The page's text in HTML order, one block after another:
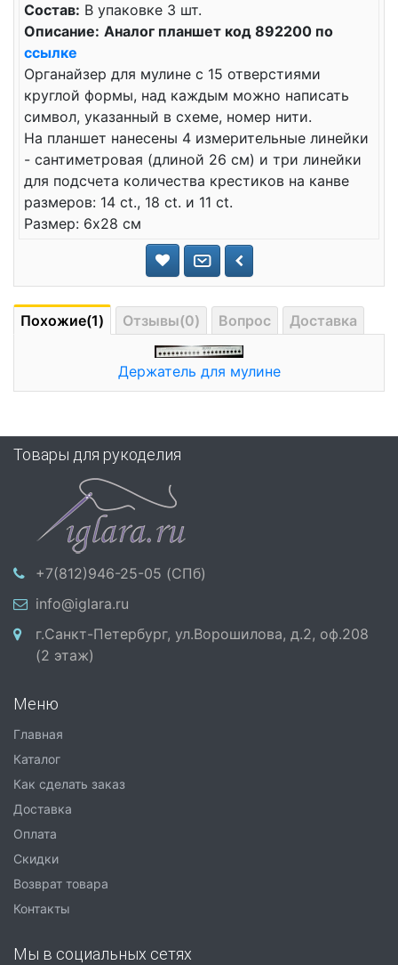
Состав: В упаковке 3 шт.
Описание: Аналог планшет код 892200 по
ссылке
Органайзер для мулине с 15 отверстиями
круглой формы, над каждым можно написать
символ, указанный в схеме, номер нити.
На планшет нанесены 4 измерительные линейки
- сантиметровая (длиной 26 см) и три линейки
для подсчета количества крестиков на канве
размеров: 14 ct., 18 ct. и 11 ct.
Размер: 6х28 см
Похожие(1) Отзывы(0) Вопрос Доставка
Держатель для мулине
Товары для рукоделия
+7(812)946-25-05 (СПб)
info@iglara.ru
г.Санкт-Петербург, ул.Ворошилова, д.2, оф.208
(2 этаж)
Меню
Главная
Каталог
Как сделать заказ
Доставка
Оплата
Скидки
Возврат товара
Контакты
Мы в социальных сетях